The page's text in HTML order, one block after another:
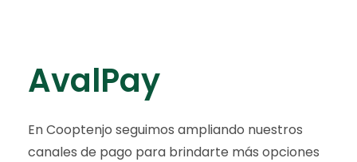
​AvalPay
En Cooptenjo seguimos ampliando nuestros
canales de pago para brindarte más opciones